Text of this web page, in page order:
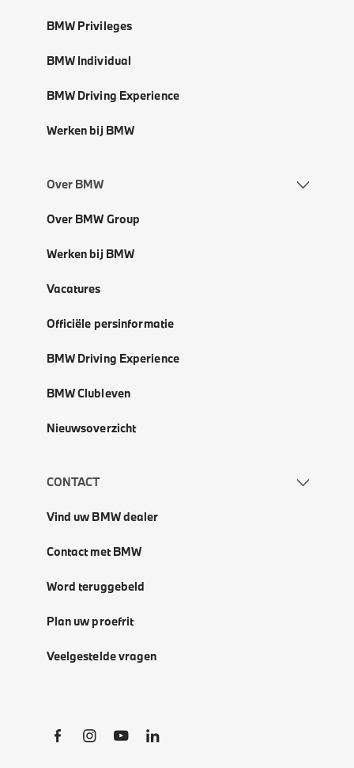
BMW Privileges
BMW Individual
BMW Driving Experience
Werken bij BMW
Over BMW
Over BMW Group
Werken bij BMW
Vacatures
Officiële persinformatie
BMW Driving Experience
BMW Clubleven
Nieuwsoverzicht
CONTACT
Vind uw BMW dealer
Contact met BMW
Word teruggebeld
Plan uw proefrit
Veelgestelde vragen
Social Links